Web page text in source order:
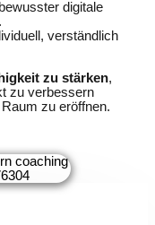
digitale
verständlich
zu stärken,
zu verbessern
zu eröffnen.